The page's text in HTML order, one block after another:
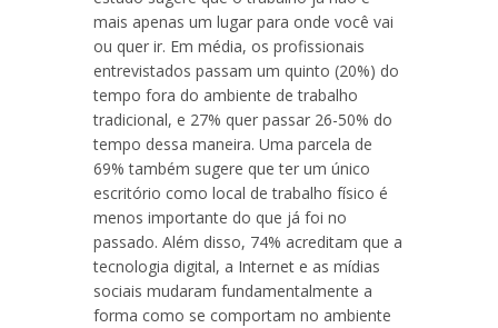
mais apenas um lugar para onde você vai
ou quer ir. Em média, os profissionais
entrevistados passam um quinto (20%) do
tempo fora do ambiente de trabalho
tradicional, e 27% quer passar 26-50% do
tempo dessa maneira. Uma parcela de
69% também sugere que ter um único
escritório como local de trabalho físico é
menos importante do que já foi no
passado. Além disso, 74% acreditam que a
tecnologia digital, a Internet e as mídias
sociais mudaram fundamentalmente a
forma como se comportam no ambiente